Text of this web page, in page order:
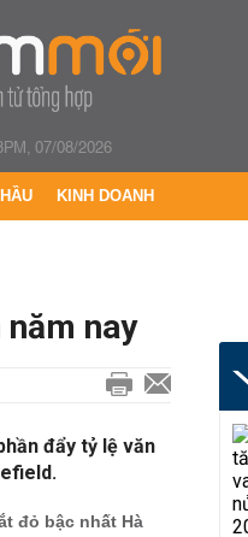
07/08/2026
KINH DOANH
nay
đẩy tỷ lệ văn
đỏ bậc nhất Hà